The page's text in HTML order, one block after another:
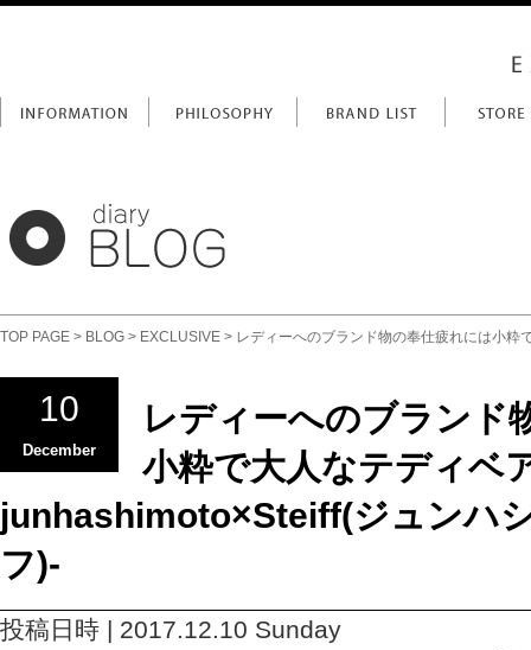
TOP PAGE > BLOG > EXCLUSIVE > レディーへのブランド物の奉仕疲れには小
10
December
レディーへのブランド
小粋で大人なテディベ
junhashimoto×Steiff(ジュンハ
フ)-
投稿日時 | 2017.12.10 Sunday